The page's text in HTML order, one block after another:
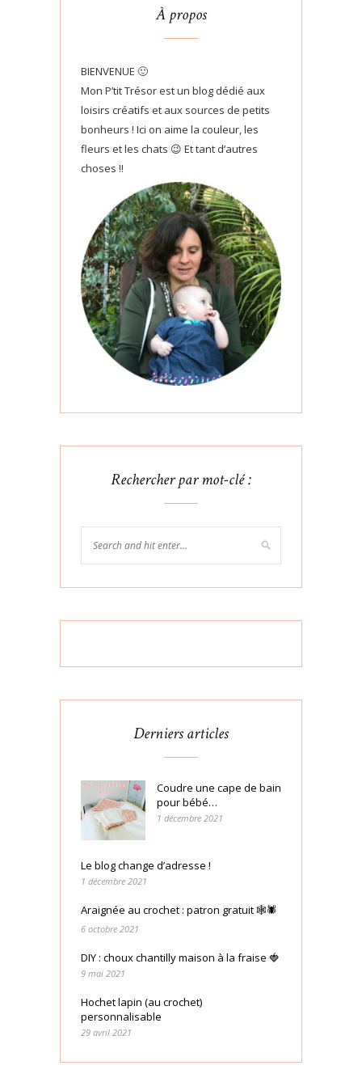
À propos
BIENVENUE 🙂
Mon P’tit Trésor est un blog dédié aux
loisirs créatifs et aux sources de petits
bonheurs ! Ici on aime la couleur, les
fleurs et les chats 😉 Et tant d’autres
choses !!
Rechercher par mot-clé :
Derniers articles
Coudre une cape de bain
pour bébé…
1 décembre 2021
Le blog change d’adresse !
1 décembre 2021
Araignée au crochet : patron gratuit 🕸🕷
6 octobre 2021
DIY : choux chantilly maison à la fraise 🍓
9 mai 2021
Hochet lapin (au crochet)
personnalisable
29 avril 2021